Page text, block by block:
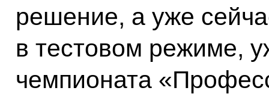
решение, а уже
в тестовом режиме,
чемпионата